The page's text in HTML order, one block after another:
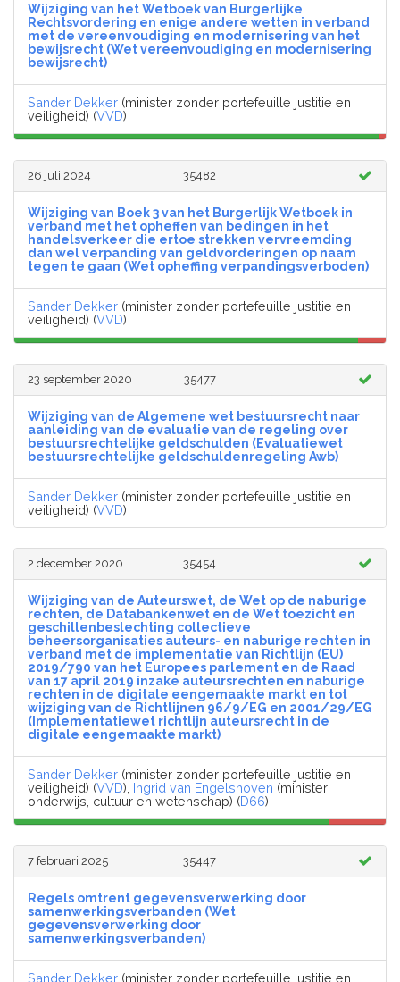
Wijziging van het Wetboek van Burgerlijke
Rechtsvordering en enige andere wetten in verband
met de vereenvoudiging en modernisering van het
bewijsrecht (Wet vereenvoudiging en modernisering
bewijsrecht)
Sander Dekker (minister zonder portefeuille justitie en
veiligheid) (VVD)
26 juli 2024 35482
Wijziging van Boek 3 van het Burgerlijk Wetboek in
verband met het opheffen van bedingen in het
handelsverkeer die ertoe strekken vervreemding
dan wel verpanding van geldvorderingen op naam
tegen te gaan (Wet opheffing verpandingsverboden)
Sander Dekker (minister zonder portefeuille justitie en
veiligheid) (VVD)
23 september 2020 35477
Wijziging van de Algemene wet bestuursrecht naar
aanleiding van de evaluatie van de regeling over
bestuursrechtelijke geldschulden (Evaluatiewet
bestuursrechtelijke geldschuldenregeling Awb)
Sander Dekker (minister zonder portefeuille justitie en
veiligheid) (VVD)
2 december 2020 35454
Wijziging van de Auteurswet, de Wet op de naburige
rechten, de Databankenwet en de Wet toezicht en
geschillenbeslechting collectieve
beheersorganisaties auteurs- en naburige rechten in
verband met de implementatie van Richtlijn (EU)
2019/790 van het Europees parlement en de Raad
van 17 april 2019 inzake auteursrechten en naburige
rechten in de digitale eengemaakte markt en tot
wijziging van de Richtlijnen 96/9/EG en 2001/29/EG
(Implementatiewet richtlijn auteursrecht in de
digitale eengemaakte markt)
Sander Dekker (minister zonder portefeuille justitie en
veiligheid) (VVD), Ingrid van Engelshoven (minister
onderwijs, cultuur en wetenschap) (D66)
7 februari 2025 35447
Regels omtrent gegevensverwerking door
samenwerkingsverbanden (Wet
gegevensverwerking door
samenwerkingsverbanden)
Sander Dekker (minister zonder portefeuille justitie en